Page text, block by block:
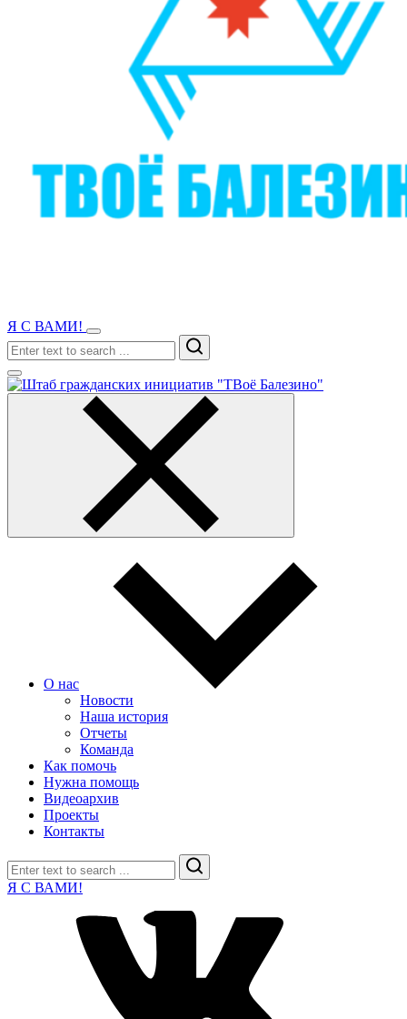
Я С ВАМИ!
Search
О нас
Новости
Наша история
Отчеты
Команда
Как помочь
Нужна помощь
Видеоархив
Проекты
Контакты
Search
Я С ВАМИ!